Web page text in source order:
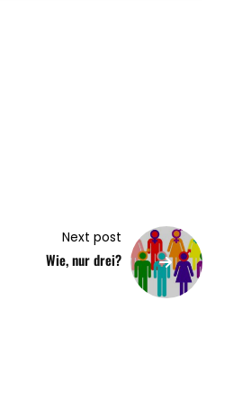
Next post
Wie, nur drei?